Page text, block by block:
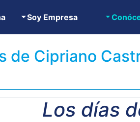
Soy Empresa
de Cipriano
Los días